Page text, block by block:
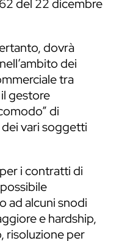
del 22 dicembre
dovrà
dei
tra
gestore
di
vari soggetti
i contratti di
ad alcuni snodi
e hardship,
risoluzione per